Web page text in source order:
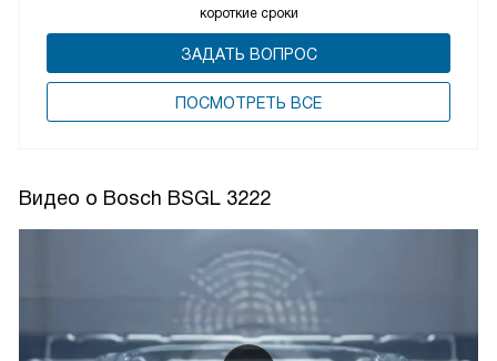
короткие сроки
ЗАДАТЬ ВОПРОС
ПОCМОТРЕТЬ ВСЕ
Видео о Bosch BSGL 3222